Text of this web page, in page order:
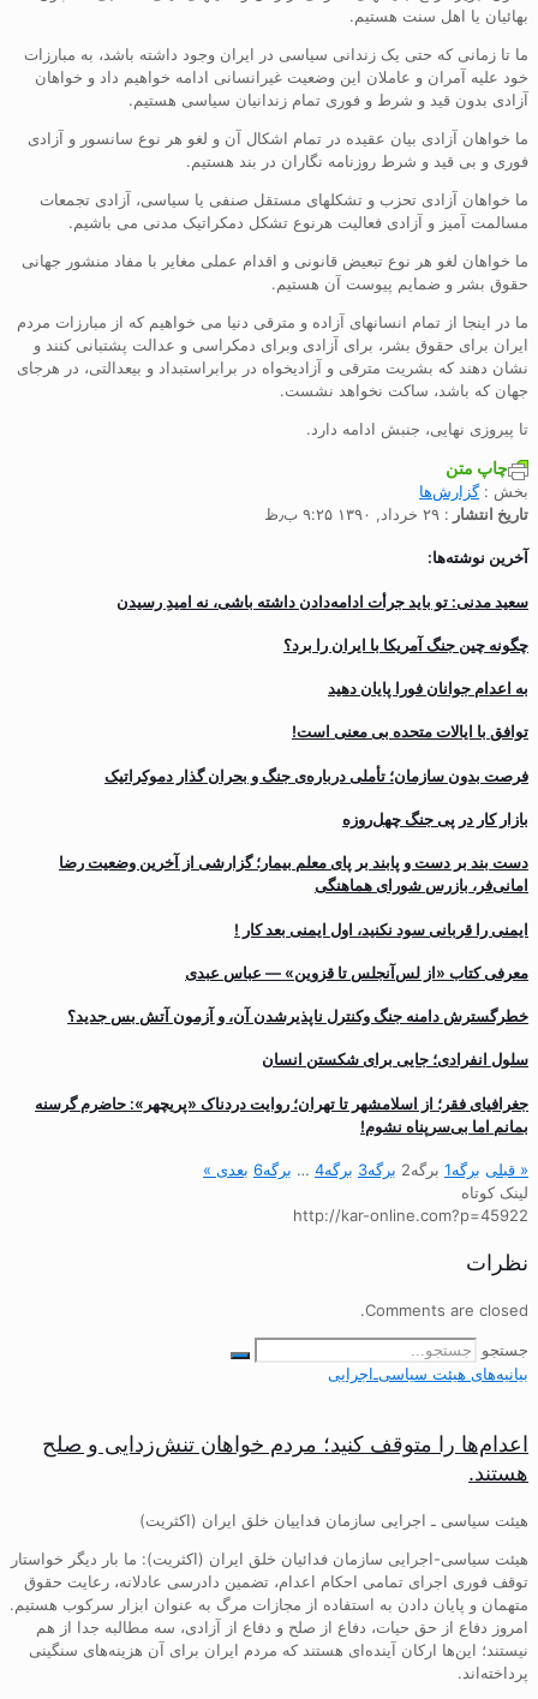
بهائیان یا اهل سنت هستیم.
ما تا زمانی که حتی یک زندانی سیاسی در ایران وجود داشته باشد، به مبارزات
خود علیه آمران و عاملان این وضعیت غیرانسانی ادامه خواهیم داد و خواهان
آزادی بدون قید و شرط و فوری تمام زندانیان سیاسی هستیم.
ما خواهان آزادی بیان عقیده در تمام اشکال آن و لغو هر نوع سانسور و آزادی
فوری و بی قید و شرط روزنامه نگاران در بند هستیم.
ما خواهان آزادی تحزب و تشکلهای مستقل صنفی یا سیاسی، آزادی تجمعات
مسالمت آمیز و آزادی فعالیت هرنوع تشکل دمکراتیک مدنی می باشیم.
ما خواهان لغو هر نوع تبعیض قانونی و اقدام عملی مغایر با مفاد منشور جهانی
حقوق بشر و ضمایم پیوست آن هستیم.
ما در اینجا از تمام انسانهای آزاده و مترقی دنیا می خواهیم که از مبارزات مردم
ایران برای حقوق بشر، برای آزادی وبرای دمکراسی و عدالت پشتبانی کنند و
نشان دهند که بشریت مترقی و آزادیخواه در برابراستبداد و بیعدالتی، در هرجای
جهان که باشد، ساکت نخواهد نشست.
تا پیروزی نهایی، جنبش ادامه دارد.
چاپ متن
بخش :گزارش‌ها
تاریخ انتشار : ۲۹ خرداد, ۱۳۹۰ ۹:۲۵ ب٫ظ
آخرین نوشته‌ها:
سعید مدنی: تو باید جرأت ادامه‌دادن داشته باشی، نه امیدِ رسیدن
چگونه چین جنگ آمریکا با ایران را برد؟
به اعدام جوانان فورا پایان دهید
توافق با ایالات متحده بی معنی است!
فرصت بدون سازمان؛ تأملی درباره‌ی جنگ و بحران گذار دموکراتیک
بازار کار در پی جنگ چهل‌روزه
دست بند بر دست و پابند بر پای معلم بیمار؛ گزارشی از آخرین وضعیت رضا
امانی‌فر، بازرس شورای هماهنگی
ایمنی را قربانی سود نکنید، اول ایمنی بعد کار !
معرفی کتاب «از لس‌آنجلس تا قزوین» — عباس عبدی
خطرگسترش دامنه جنگ وکنترل ناپذیرشدن آن، و آزمون آتش بس جدید؟
سلول انفرادی؛ جایی برای شکستن انسان
جغرافیای فقر؛ از اسلامشهر تا تهران؛ روایت دردناک «پریچهر»: حاضرم گرسنه
بمانم اما بی‌سرپناه نشوم!
« قبلی برگه1 برگه2 برگه3 برگه4
… برگه6 بعدی »
لینک کوتاه
http://kar-online.com?p=45922
نظرات
Comments are closed.
جستجو
بیانیه‌های هیئت‌ سیاسی‌ـ‌اجرایی
اعدام‌ها را متوقف کنید؛ مردم خواهان تنش‌زدایی و صلح
هستند.
هیئت سیاسی ـ اجرایی سازمان فداییان خلق ایران (اکثریت)
هیئت سیاسی-اجرایی سازمان فدائیان خلق ایران (اکثریت): ما بار دیگر خواستار
توقف فوری اجرای تمامی احکام اعدام، تضمین دادرسی عادلانه، رعایت حقوق
متهمان و پایان دادن به استفاده از مجازات مرگ به عنوان ابزار سرکوب هستیم.
امروز دفاع از حق حیات، دفاع از صلح و دفاع از آزادی، سه مطالبه جدا از هم
نیستند؛ این‌ها ارکان آینده‌ای هستند که مردم ایران برای آن هزینه‌های سنگینی
پرداخته‌اند.